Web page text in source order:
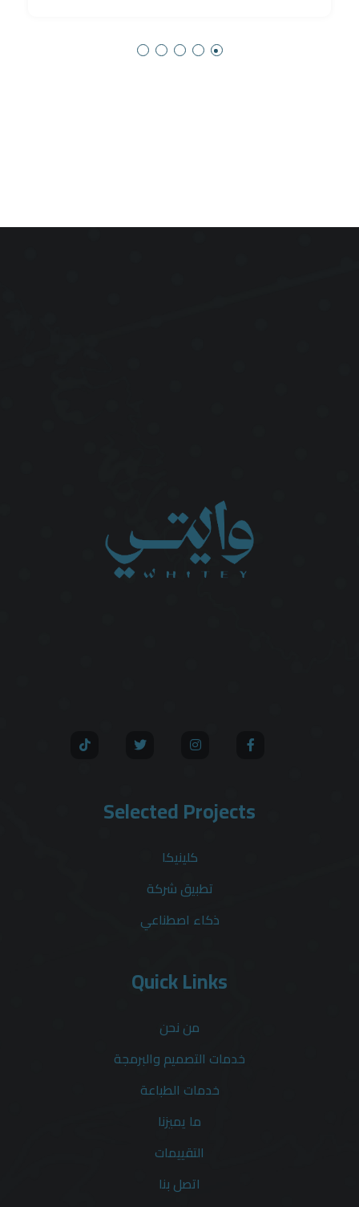
Selected Projects
كلينيكا
تطبيق شركة
ذكاء اصطناعي
Quick Links
من نحن
خدمات التصميم والبرمجة
خدمات الطباعة
ما يميزنا
التقييمات
اتصل بنا